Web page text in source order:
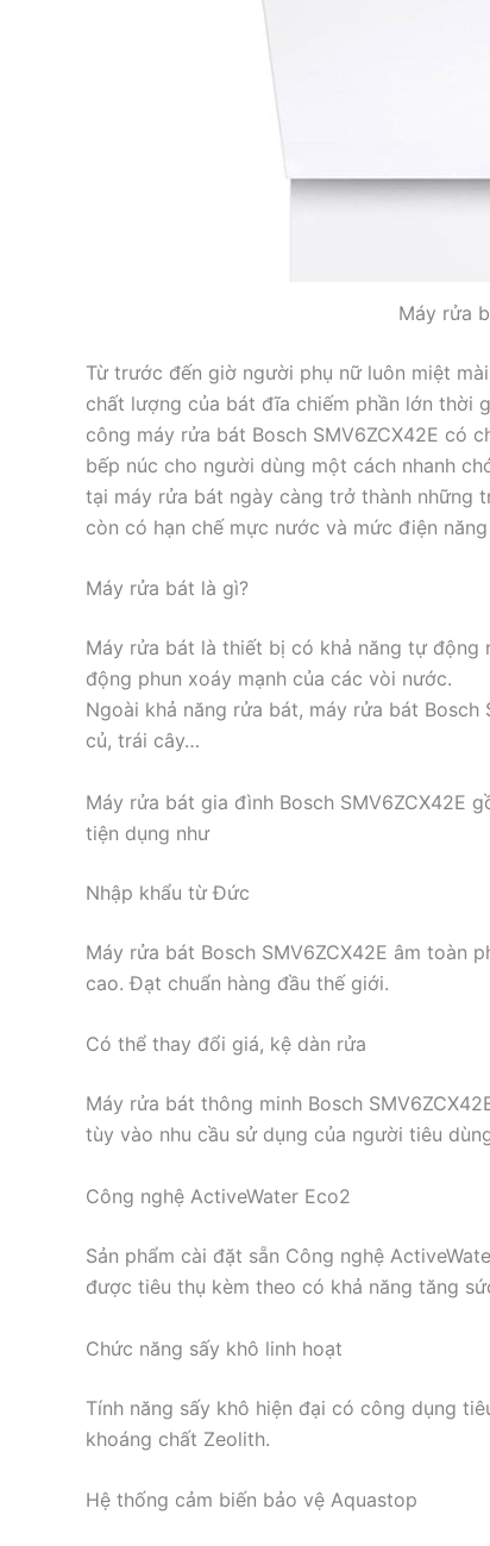
Máy rửa
Từ trước đến giờ người phụ nữ luôn miệt
chất lượng của bát đĩa chiếm phần lớn thời
công máy rửa bát Bosch SMV6ZCX42E có
bếp núc cho người dùng một cách nhanh
tại máy rửa bát ngày càng trở thành những
còn có hạn chế mực nước và mức điện
Máy rửa bát là gì?
Máy rửa bát là thiết bị có khả năng tự
động phun xoáy mạnh của các vòi nước.
Ngoài khả năng rửa bát, máy rửa bát
củ, trái cây…
Máy rửa bát gia đình Bosch SMV6ZCX42E
tiện dụng như
Nhập khẩu từ Đức
Máy rửa bát Bosch SMV6ZCX42E âm toàn
cao. Đạt chuẩn hàng đầu thế giới.
Có thể thay đổi giá, kệ dàn rửa
Máy rửa bát thông minh Bosch
tùy vào nhu cầu sử dụng của người tiêu
Công nghệ ActiveWater Eco2
Sản phẩm cài đặt sẵn Công nghệ
được tiêu thụ kèm theo có khả năng tăng
Chức năng sấy khô linh hoạt
Tính năng sấy khô hiện đại có công dụng
khoáng chất Zeolith.
Hệ thống cảm biến bảo vệ Aquastop